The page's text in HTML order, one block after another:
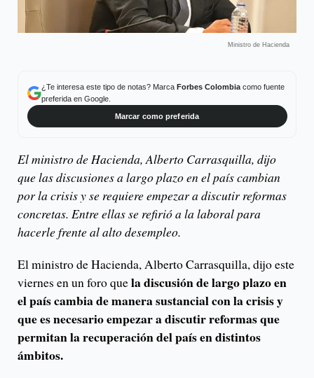
Ministro de Hacienda
¿Te interesa este tipo de notas? Marca Forbes Colombiacomo fuente
preferida en Google.
Marcar como preferida
El ministro de Hacienda, Alberto Carrasquilla, dijo
que las discusiones a largo plazo en el país cambian
por la crisis y se requiere empezar a discutir reformas
concretas. Entre ellas se refirió a la laboral para
hacerle frente al alto desempleo.
El ministro de Hacienda, Alberto Carrasquilla, dijo este
viernes en un foro quela discusión de largo plazo en
el país cambia de manera sustancial con la crisis y
que es necesario empezar a discutir reformas que
permitan la recuperación del país en distintos
ámbitos.